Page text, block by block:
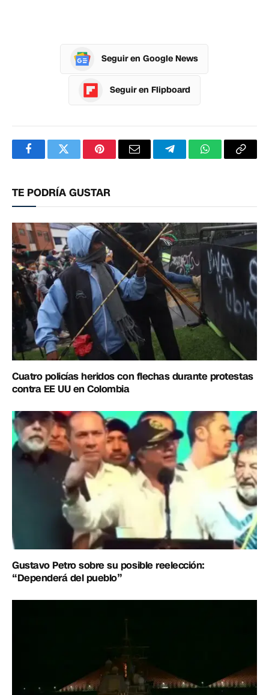
Seguir en Google News
Seguir en Flipboard
FacebookTwitterPinterestCorreoTelegramWhatsApp
TE PODRÍA GUSTAR
Cuatro policías heridos con flechas durante protestas
contra EE UU en Colombia
Gustavo Petro sobre su posible reelección:
“Dependerá del pueblo”